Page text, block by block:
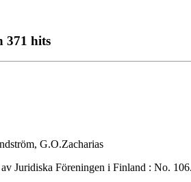
371 hits
G.O.Zacharias
Föreningen i Finland : No.